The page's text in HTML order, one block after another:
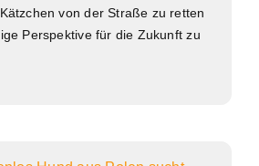
von der Straße zu retten
Perspektive für die Zukunft zu